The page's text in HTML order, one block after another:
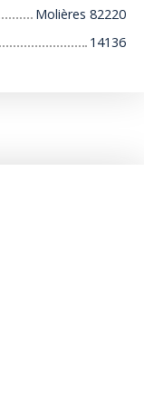
Molières 82220
14136